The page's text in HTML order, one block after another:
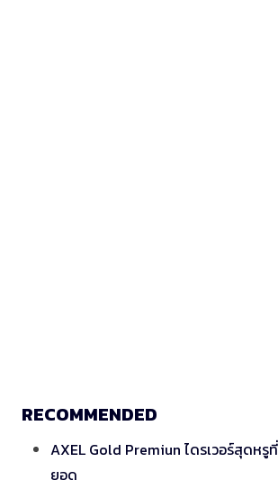
RECOMMENDED
AXEL Gold Premiun ไดรเวอร์สุดหรูที่
ยอด